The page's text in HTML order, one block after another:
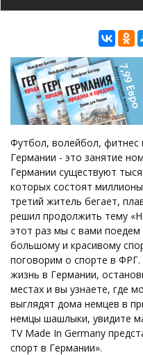
Футбол, волейбол, фитнес
Германии - это занятие
Германии существуют
которых состоят
третий житель бегает,
решил продолжить тему
этот раз мы с вами
большому и красивому
поговорим о спорте в
жизнь в Германии,
местах и вы узнаете, где
выглядят дома немцев в
немцы шашлыки, увидите
TV Made In Germany
спорт в Германии».